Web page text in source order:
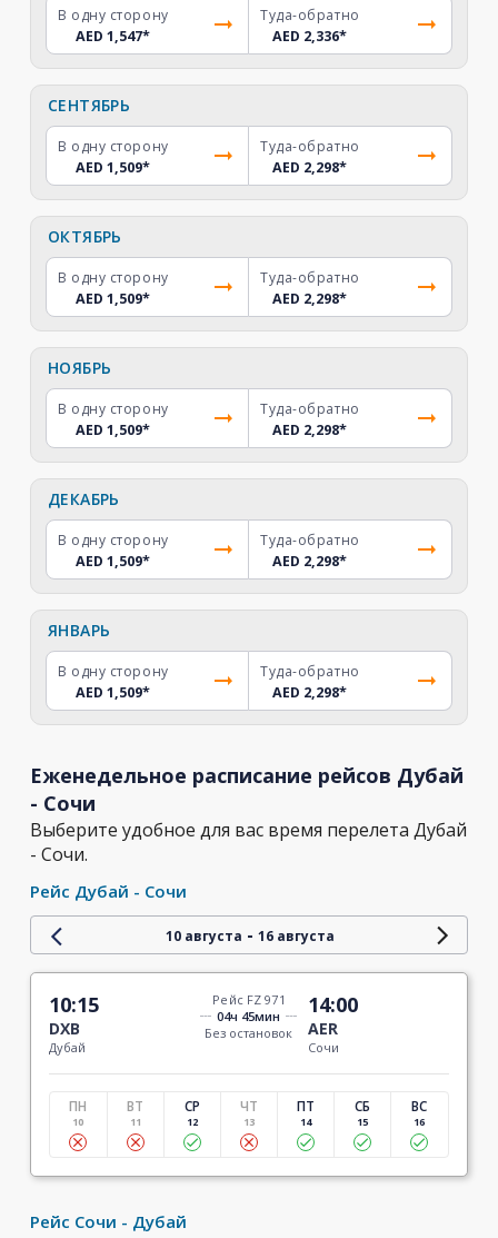
В одну сторону
AED 1,547*
Туда-обратно
AED 2,336*
СЕНТЯБРЬ
В одну сторону
AED 1,509*
Туда-обратно
AED 2,298*
ОКТЯБРЬ
В одну сторону
AED 1,509*
Туда-обратно
AED 2,298*
НОЯБРЬ
В одну сторону
AED 1,509*
Туда-обратно
AED 2,298*
ДЕКАБРЬ
В одну сторону
AED 1,509*
Туда-обратно
AED 2,298*
ЯНВАРЬ
В одну сторону
AED 1,509*
Туда-обратно
AED 2,298*
Еженедельное расписание рейсов Дубай
- Сочи
Выберите удобное для вас время перелета Дубай
- Сочи.
Рейс Дубай - Сочи
10 августа - 16 августа
10:15
DXB
Дубай
Рейс FZ 971
04ч 45мин
Без остановок
14:00
AER
Сочи
ПН
10
ВТ
11
СР
12
ЧТ
13
ПТ
14
СБ
15
ВС
16
Рейс Сочи - Дубай